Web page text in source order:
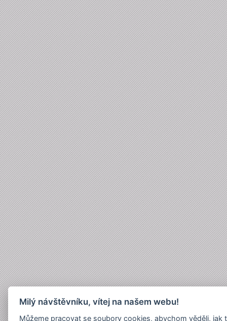
Milý návštěvníku, vítej na našem webu!
Můžeme pracovat se soubory cookies, abychom věděli, jak